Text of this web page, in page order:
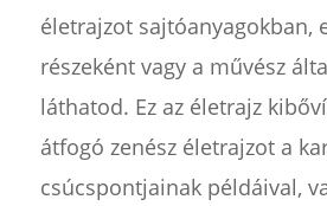
életrajzot sajtóanyagokban,
részeként vagy a művész
láthatod. Ez az életrajz
átfogó zenész életrajzot a
csúcspontjainak példáival,